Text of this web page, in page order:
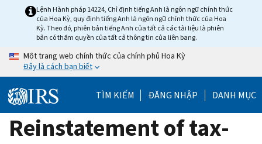
Lệnh Hành pháp 14224, Chỉ định tiếng Anh là ngôn ngữ chính thức
của Hoa Kỳ, quy định tiếng Anh là ngôn ngữ chính thức của Hoa
Kỳ. Theo đó, phiên bản tiếng Anh của tất cả các tài liệu là phiên
bản có thẩm quyền của tất cả thông tin của liên bang.
Một trang web chính thức của chính phủ Hoa Kỳ
Đây là cách bạn biết
TÌM KIẾM ĐĂNG NHẬP DANH MỤC
Reinstatement of tax-